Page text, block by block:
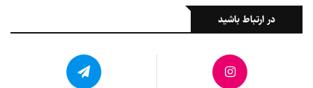
در ارتباط باشید